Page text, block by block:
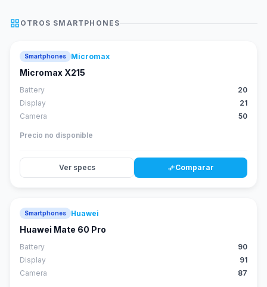
grid_view OTROS SMARTPHONES
Smartphones Micromax
Micromax X215
Battery
20
Display
21
Camera
50
Precio no disponible
Ver specs compare_arrowsComparar
Smartphones Huawei
Huawei Mate 60 Pro
Battery
90
Display
91
Camera
87